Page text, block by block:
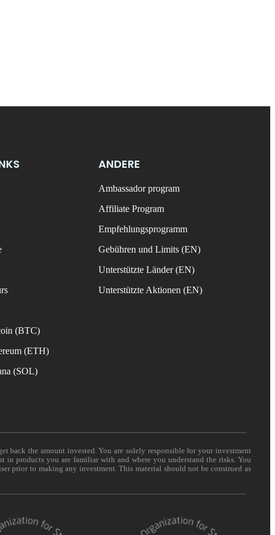
(BTC)
(ETH)
(SOL)
ANDERE
Ambassador program
Affiliate Program
Empfehlungsprogramm
Gebühren und Limits (EN)
Unterstützte Länder (EN)
Unterstützte Aktionen (EN)
the amount invested. You are solely responsible for your investment
products you are familiar with and where you understand the risks. You
prior to making any investment. This material should not be construed as